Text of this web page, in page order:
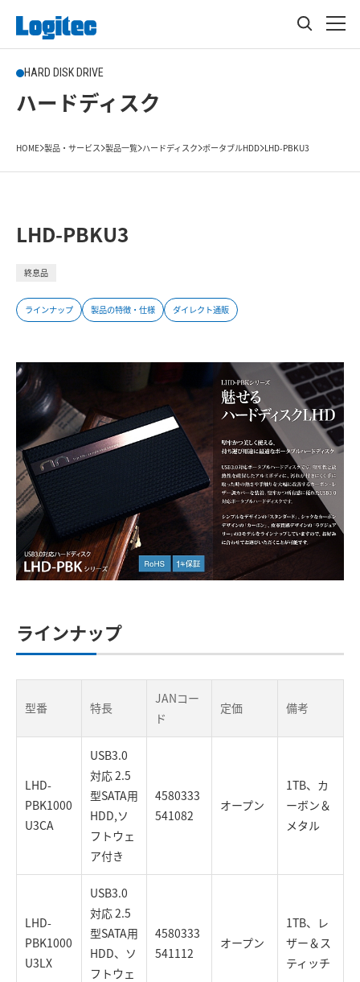
HARD DISK DRIVE
ハードディスク
HOME 製品・サービス 製品一覧 ハードディスク ポータブルHDD LHD-PBKU3
LHD-PBKU3
終息品
ラインナップ 製品の特徴・仕様 ダイレクト通販
ラインナップ
型番 特長
JANコー
ド
定価 備考
LHD-
PBK1000
U3CA
USB3.0
対応 2.5
型SATA用
HDD,ソ
フトウェ
ア付き
4580333
541082
オープン
1TB、カ
ーボン＆
メタル
LHD-
PBK1000
U3LX
USB3.0
対応 2.5
型SATA用
HDD、ソ
フトウェ
4580333
541112
オープン
1TB、レ
ザー＆ス
ティッチ